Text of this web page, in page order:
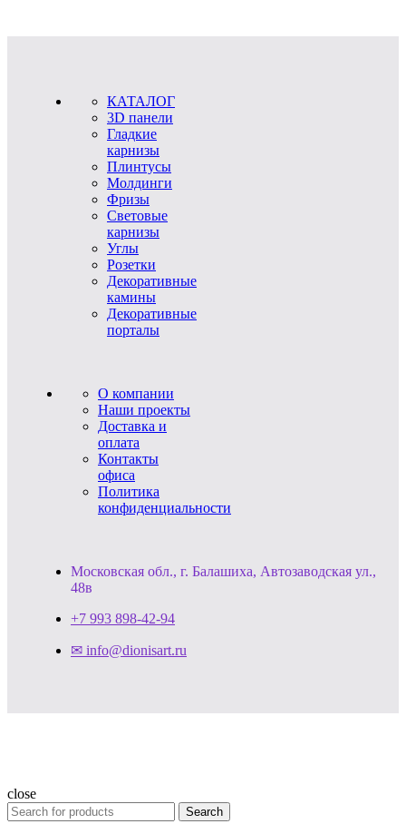
КАТАЛОГ
3D панели
Гладкие
карнизы
Плинтусы
Молдинги
Фризы
Световые
карнизы
Углы
Розетки
Декоративные
камины
Декоративные
порталы
О компании
Наши проекты
Доставка и
оплата
Контакты
офиса
Политика
конфиденциальности
Московская обл., г. Балашиха, Автозаводская ул.,
48в
+7 993 898-42-94
✉ info@dionisart.ru
close
Search